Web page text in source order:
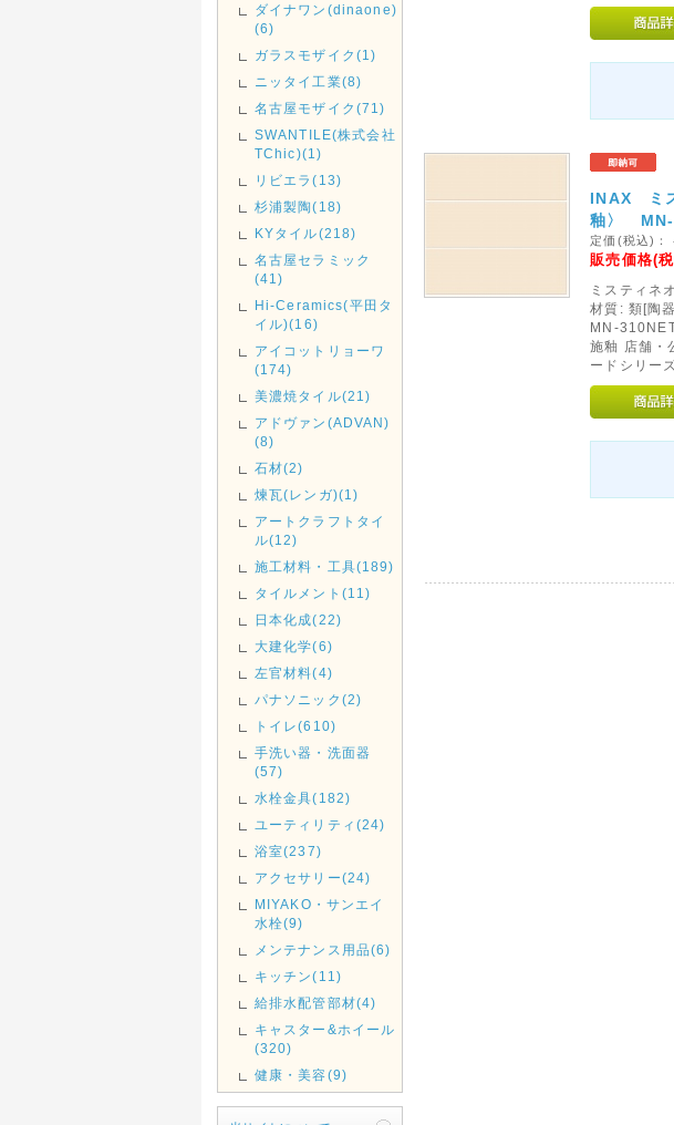
ダイナワン(dinaone)
(6)
ガラスモザイク(1)
ニッタイ工業(8)
名古屋モザイク(71)
SWANTILE(株式会社
TChic)(1)
リビエラ(13)
杉浦製陶(18)
KYタイル(218)
名古屋セラミック
(41)
Hi-Ceramics(平田タ
イル)(16)
アイコットリョーワ
(174)
美濃焼タイル(21)
アドヴァン(ADVAN)
(8)
石材(2)
煉瓦(レンガ)(1)
アートクラフトタイ
ル(12)
施工材料・工具(189)
タイルメント(11)
日本化成(22)
大建化学(6)
左官材料(4)
パナソニック(2)
トイレ(610)
手洗い器・洗面器
(57)
水栓金具(182)
ユーティリティ(24)
浴室(237)
アクセサリー(24)
MIYAKO・サンエイ
水栓(9)
メンテナンス用品(6)
キッチン(11)
給排水配管部材(4)
キャスター&ホイール
(320)
健康・美容(9)
INAX ミ
釉〉 MN-
定価(税込)：
販売価格(
ミスティネ
材質: 類[陶
MN-
施釉 店舗・
ードシリーズ